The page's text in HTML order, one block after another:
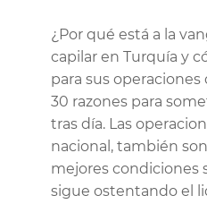
¿Por qué está a la
capilar en Turquía y
para sus
30 razones para
tras día. Las
nacional, también
mejores condiciones
sigue ostentando el